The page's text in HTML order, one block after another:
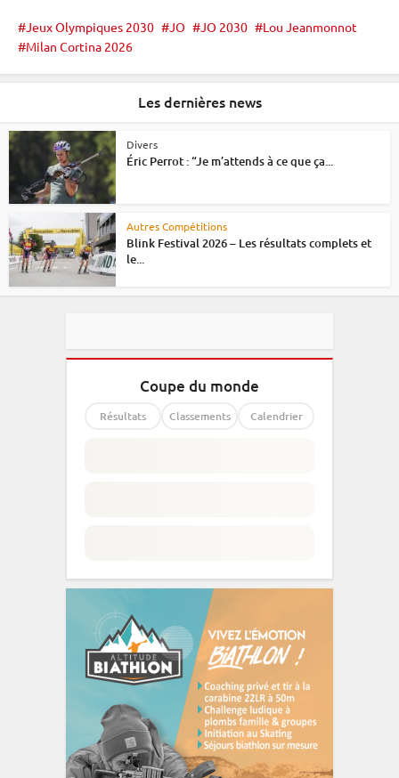
Jeux Olympiques 2030 JO JO 2030
Lou Jeanmonnot
Milan Cortina 2026
Les dernières news
Divers
Éric Perrot : “Je m’attends à ce que ça...
Autres Compétitions
Blink Festival 2026 – Les résultats complets et
le...
Coupe du monde
Résultats Classements Calendrier